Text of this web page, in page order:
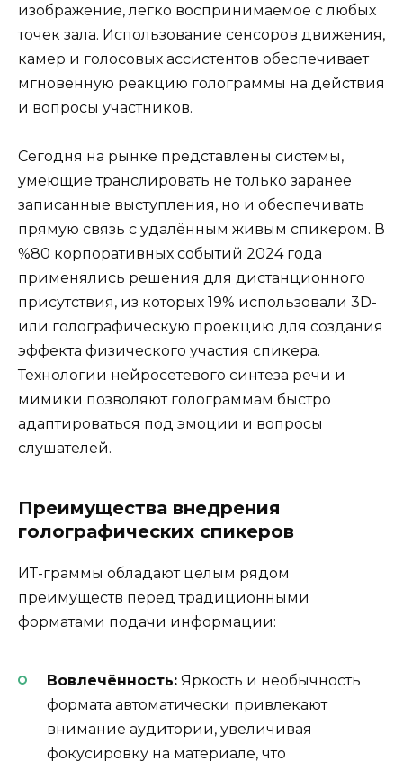
изображение, легко воспринимаемое с любых
точек зала. Использование сенсоров движения,
камер и голосовых ассистентов обеспечивает
мгновенную реакцию голограммы на действия
и вопросы участников.
Сегодня на рынке представлены системы,
умеющие транслировать не только заранее
записанные выступления, но и обеспечивать
прямую связь с удалённым живым спикером. В
%80 корпоративных событий 2024 года
применялись решения для дистанционного
присутствия, из которых 19% использовали 3D-
или голографическую проекцию для создания
эффекта физического участия спикера.
Технологии нейросетевого синтеза речи и
мимики позволяют голограммам быстро
адаптироваться под эмоции и вопросы
слушателей.
Преимущества внедрения
голографических спикеров
ИТ-граммы обладают целым рядом
преимуществ перед традиционными
форматами подачи информации:
Вовлечённость: Яркость и необычность
формата автоматически привлекают
внимание аудитории, увеличивая
фокусировку на материале, что